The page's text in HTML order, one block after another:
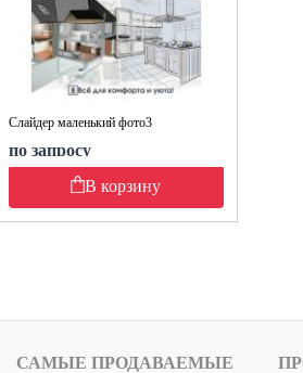
Слайдер маленький фото3
по запросу
В корзину
САМЫЕ ПРОДАВАЕМЫЕ